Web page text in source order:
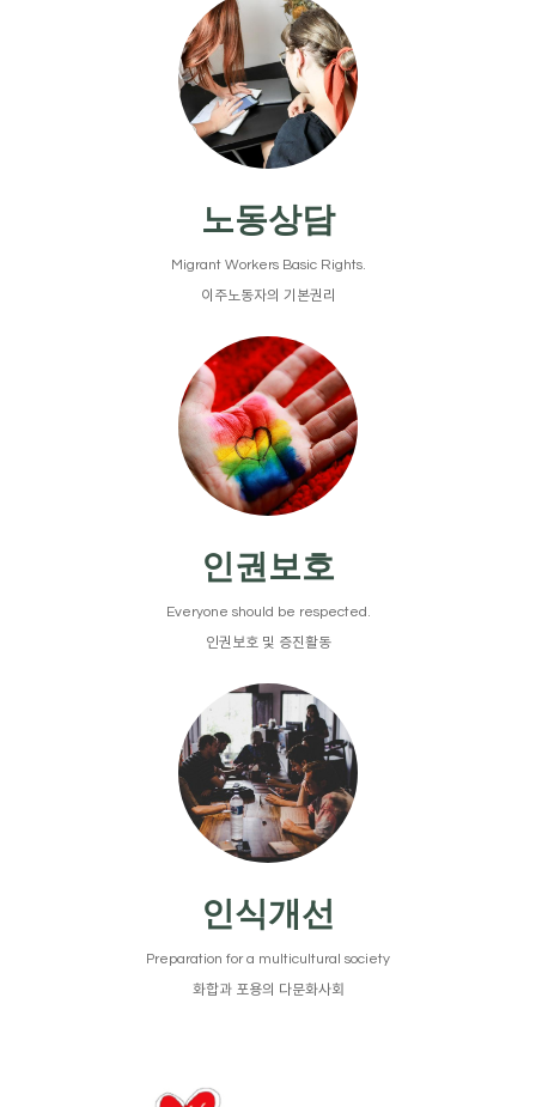
노동상담
Migrant Workers Basic Rights.
이주노동자의 기본권리
인권보호
Everyone should be respected.
인권보호 및 증진활동
인식개선
Preparation for a multicultural society
화합과 포용의 다문화사회